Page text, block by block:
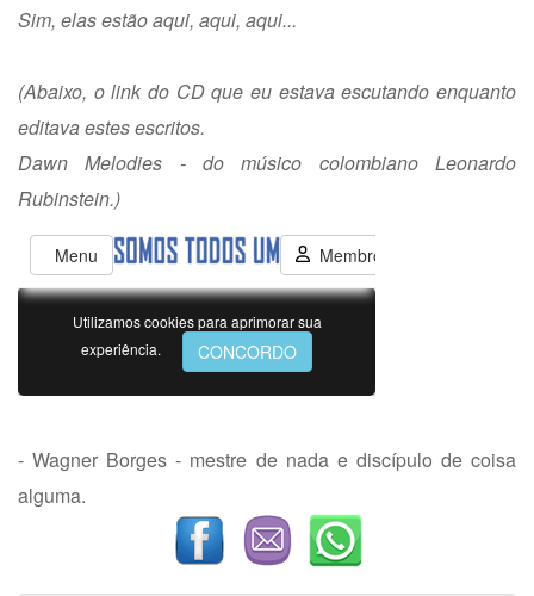
Sim, elas estão aqui, aqui, aqui...
(Abaixo, o link do CD que eu estava escutando enquanto
editava estes escritos.
Dawn Melodies - do músico colombiano Leonardo
Rubinstein.)
- Wagner Borges - mestre de nada e discípulo de coisa
alguma.